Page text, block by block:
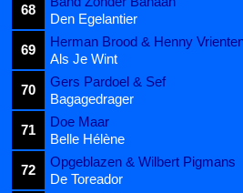
68
Den Egelantier
69
Herman Brood & Henny
Als Je Wint
70
Gers Pardoel & Sef
Bagagedrager
71
Doe Maar
Belle Hélène
72
Opgeblazen & Wilbert Pigmans
De Toreador